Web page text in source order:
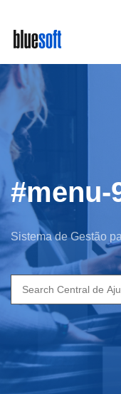
main
content
#menu-
Sistema de Gestão
Search
for: